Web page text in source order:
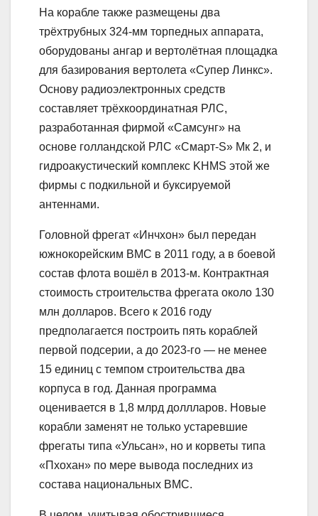
На корабле также размещены два
трёхтрубных 324-мм торпедных аппарата,
оборудованы ангар и вертолётная площадка
для базирования вертолета «Супер Линкс».
Основу радиоэлектронных средств
составляет трёхкоординатная РЛС,
разработанная фирмой «Самсунг» на
основе голландской РЛС «Смарт-S» Мк 2, и
гидроакустический комплекс KHMS этой же
фирмы с подкильной и буксируемой
антеннами.
Головной фрегат «Инчхон» был передан
южнокорейским ВМС в 2011 году, а в боевой
состав флота вошёл в 2013-м. Контрактная
стоимость строительства фрегата около 130
млн долларов. Всего к 2016 году
предполагается построить пять кораблей
первой подсерии, а до 2023-го — не менее
15 единиц с темпом строительства два
корпуса в год. Данная программа
оценивается в 1,8 млрд доллларов. Новые
корабли заменят не только устаревшие
фрегаты типа «Ульсан», но и корветы типа
«Пхохан» по мере вывода последних из
состава национальных ВМС.